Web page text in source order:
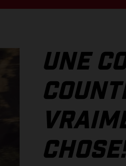
UNE
CHOSE!